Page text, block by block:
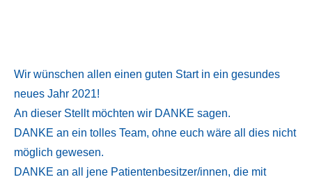
Wir wünschen allen einen guten Start in ein gesundes
neues Jahr 2021!
An dieser Stellt möchten wir DANKE sagen.
DANKE an ein tolles Team, ohne euch wäre all dies nicht
möglich gewesen.
DANKE an all jene Patientenbesitzer/innen, die mit